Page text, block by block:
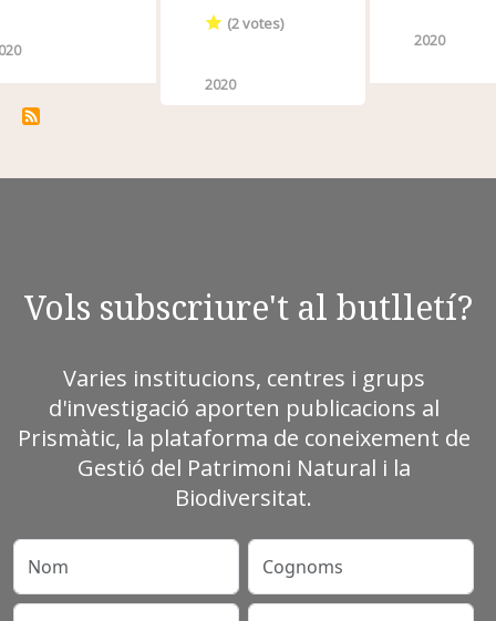
(2votes)
2020
2020
Vols subscriure't al butlletí?
Varies institucions, centres i grups
d'investigació aporten publicacions al
Prismàtic, la plataforma de coneixement de
Gestió del Patrimoni Natural i la
Biodiversitat.
Nom Cognoms
Correu electrònic Entitat